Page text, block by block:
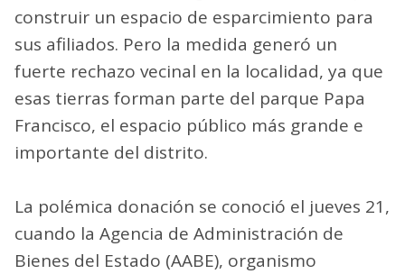
construir un espacio de esparcimiento para
sus afiliados. Pero la medida generó un
fuerte rechazo vecinal en la localidad, ya que
esas tierras forman parte del parque Papa
Francisco, el espacio público más grande e
importante del distrito.
La polémica donación se conoció el jueves 21,
cuando la Agencia de Administración de
Bienes del Estado (AABE), organismo